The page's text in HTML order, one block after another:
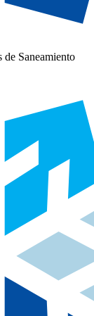
de Saneamiento